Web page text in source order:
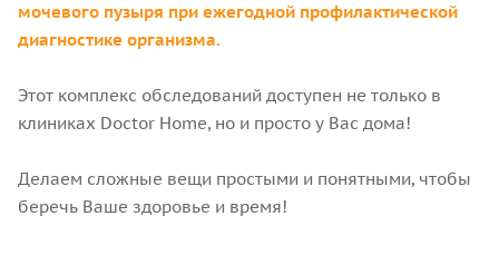
мочевого пузыря при ежегодной профилактической
диагностике организма.
Этот комплекс обследований доступен не только в
клиниках Doctor Home, но и просто у Вас дома!
Делаем сложные вещи простыми и понятными, чтобы
беречь Ваше здоровье и время!